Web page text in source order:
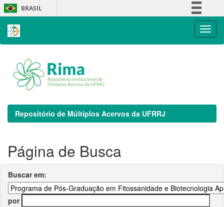
Skip
navigation
BRASIL
Repositório de Múltiplos Acervos da UFRRJ
Página de Busca
Buscar em:
por